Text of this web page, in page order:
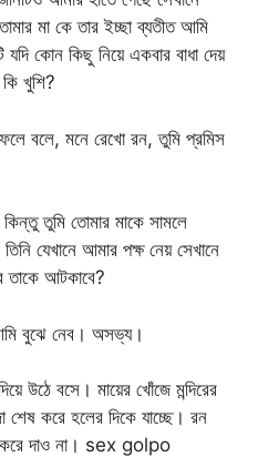
মা কে তার ইচ্ছা ব্যতীত আমি
কোন কিছু নিয়ে একবার বাধা দেয়
খুশি?
বলে, মনে রেখো রন, তুমি প্রমিস
তুমি তোমার মাকে সামলে
যেখানে আমার পক্ষ নেয় সেখানে
তাকে আটকাবে?
বুঝে নেব। অসভ্য।
উঠে বসে। মায়ের খোঁজে মন্দিরের
শেষ করে হলের দিকে যাচ্ছে। রন
করে দাও না। sex golpo